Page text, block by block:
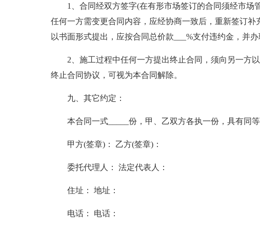
1、合同经双方签字(在有形市场签订的合同须经市场
任何一方需变更合同内容，应经协商一致后，重新签订
以书面形式提出，应按合同总价款___%支付违约金，并办
2、施工过程中任何一方提出终止合同，须向另一方
终止合同协议，可视为本合同解除。
九、其它约定：
本合同一式_____份，甲、乙双方各执一份，具有同
甲方(签章)： 乙方(签章)：
委托代理人： 法定代表人：
住址： 地址：
电话： 电话：